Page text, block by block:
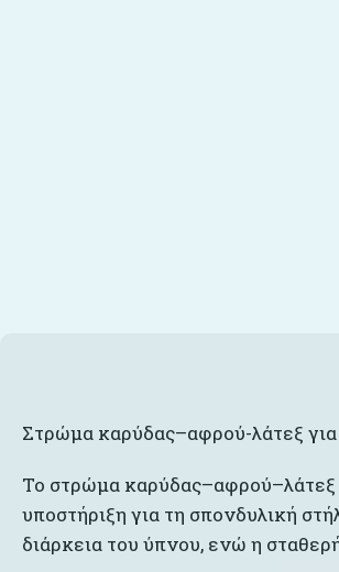
Στρώμα καρύδας–αφρού-λάτεξ
Το στρώμα καρύδας–αφρού–λάτεξ
υποστήριξη για τη σπονδυλική
διάρκεια του ύπνου, ενώ η